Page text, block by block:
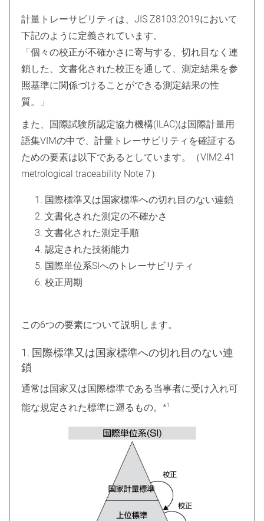
計量トレーサビリティは、JIS Z8103:2019において
下記のように定義されています。
「個々の校正が不確かさに寄与する、切れ目なく連
鎖した、文書化された校正を通して、測定結果を参
照基準に関係づけることができる測定結果の性
質。」
また、国際試験所認定協力機構(ILAC)は国際計量用
語集VIMの中で、計量トレーサビリティを確証する
ための要素は以下であるとしています。（VIM2.41
metrological traceability Note 7）
国際標準又は国家標準への切れ目のない連鎖
文書化された測定の不確かさ
文書化された測定手順
認定された技術能力
国際単位系SIへのトレーサビリティ
校正周期
この6つの要素について説明します。
1. 国際標準又は国家標準への切れ目のない連
鎖
通常は国家又は国際標準である当事者に受け入れ可
能な規定された標準に遡るもの。*1